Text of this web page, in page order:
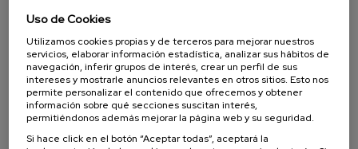
Uso de Cookies
Utilizamos cookies propias y de terceros para mejorar nuestros
servicios, elaborar información estadística, analizar sus hábitos de
navegación, inferir grupos de interés, crear un perfil de sus
intereses y mostrarle anuncios relevantes en otros sitios. Esto nos
permite personalizar el contenido que ofrecemos y obtener
información sobre qué secciones suscitan interés,
permitiéndonos además mejorar la página web y su seguridad.
Si hace click en el botón “Aceptar todas”, aceptará la